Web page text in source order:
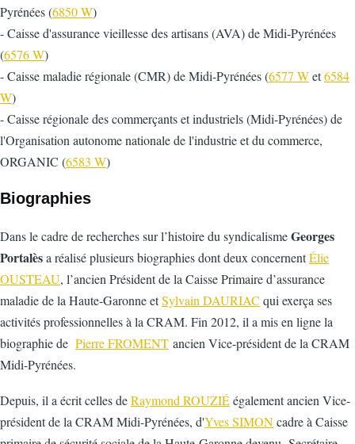
Pyrénées (6850 W)
- Caisse d'assurance vieillesse des artisans (AVA) de Midi-Pyrénées
(6576 W)
- Caisse maladie régionale (CMR) de Midi-Pyrénées (6577 Wet6584
W)
- Caisse régionale des commerçants et industriels (Midi-Pyrénées) de
l'Organisation autonome nationale de l'industrie et du commerce,
ORGANIC (6583 W)
Biographies
Dans le cadre de recherches sur l’histoire du syndicalismeGeorges
Portalèsa réalisé plusieurs biographies dont deux concernentÉlie
OUSTEAU, l’ancien Président de la Caisse Primaire d’assurance
maladie de la Haute-Garonne etSylvain DAURIAC qui exerça ses
activités professionnelles à la CRAM. Fin 2012, il a mis en ligne la
biographie de Pierre FROMENT ancien Vice-président de la CRAM
Midi-Pyrénées.
Depuis, il a écrit celles deRaymond ROUZIÉégalement ancien Vice-
président de la CRAM Midi-Pyrénées, d'Yves SIMONcadre à Caisse